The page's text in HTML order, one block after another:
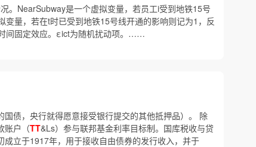
。NearSubway是一个虚拟变量，若员工i受到地铁15号
变量，若在t时已受到地铁15号线开通的影响则记为1，反
间固定效应。εict为随机扰动项。……
债，央行就得愿意接受银行提交的其他抵押品）。 除
账户（TT&Ls）参与联邦基金利率目标制。国库税收与贷
立于1917年，用于接收自由债券的发行收入，并于